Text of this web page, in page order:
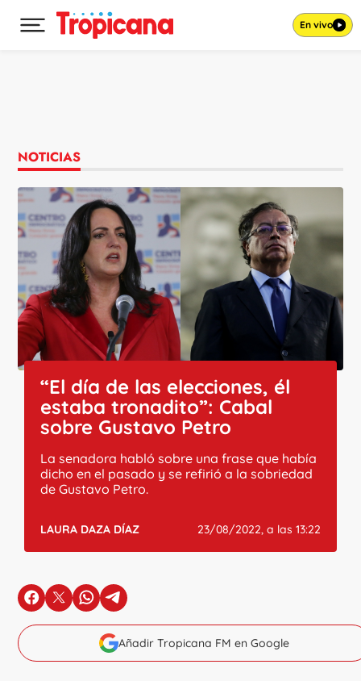
Desplegar menú principal En vivo
NOTICIAS
“El día de las elecciones, él
estaba tronadito”: Cabal
sobre Gustavo Petro
La senadora habló sobre una frase que había
dicho en el pasado y se refirió a la sobriedad
de Gustavo Petro.
LAURA DAZA DÍAZ 23/08/2022, a las 13:22
en Facebook
en Xen Whatsapp
en Telegram
Añadir Tropicana FM en Google